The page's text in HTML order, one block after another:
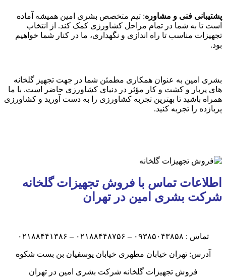
پشتیبانی فنی و مشاوره: تیم متخصص بشری امین همیشه آماده
است تا به شما در تمام مراحل کشاورزی کمک کند. از انتخاب
تجهیزات مناسب تا راه‌ اندازی و نگهداری، ما در کنار شما خواهیم
بود.
بشری امین به عنوان همکاری مطمئن شما در جهت تجهیز گلخانه‌
های پربار و کشت و کار مؤثر در دنیای کشاورزی حاضر است. با ما
همراه باشید تا بهترین تجربه کشاورزی را به دست آورید و کشاورزی
پربازده را تجربه کنید.
اطلاعات تماس با فروش تجهیزات گلخانه
شرکت بشری امین در تهران
تماس : ۰۹۳۸۵۰۴۳۸۵۸ – ۰۲۱۸۸۴۴۸۷۵۶ – ۰۲۱۸۸۴۴۱۳۸۶
آدرس: تهران خیابان مطهری خیابان یوسفیان بن بست شکوه
فروش تجهیزات گلخانه شرکت بشری امین در تهران